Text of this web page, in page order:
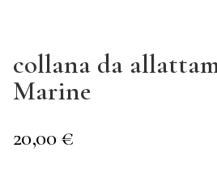
collana da
Marine
20,00€